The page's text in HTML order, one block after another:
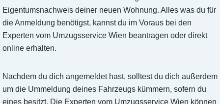
Eigentumsnachweis deiner neuen Wohnung. Alles was du für
die Anmeldung benötigst, kannst du im Voraus bei den
Experten vom Umzugsservice Wien beantragen oder direkt
online erhalten.
Nachdem du dich angemeldet hast, solltest du dich außerdem
um die Ummeldung deines Fahrzeugs kümmern, sofern du
eines besitzt. Die Experten vom Umzugsservice Wien können